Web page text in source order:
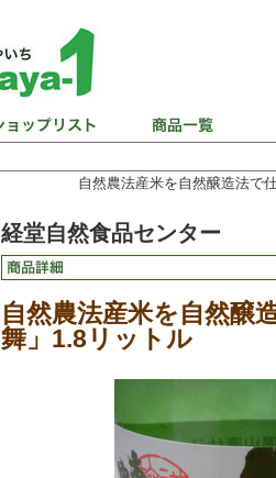
自然農法産米を自然醸造法
経堂自然食品センター
自然農法産米を自然醸
舞」1.8リットル